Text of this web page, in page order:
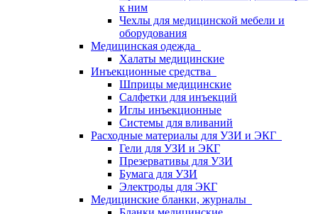
к ним
Чехлы для медицинской мебели и
оборудования
Медицинская одежда
Халаты медицинские
Инъекционные средства
Шприцы медицинские
Салфетки для инъекций
Иглы инъекционные
Системы для вливаний
Расходные материалы для УЗИ и ЭКГ
Гели для УЗИ и ЭКГ
Презервативы для УЗИ
Бумага для УЗИ
Электроды для ЭКГ
Медицинские бланки, журналы